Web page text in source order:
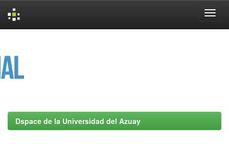
Dspace de la Universidad del Azuay